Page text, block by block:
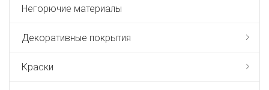
Негорючие материалы
Декоративные покрытия
Краски